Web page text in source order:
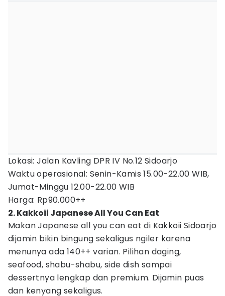
Lokasi: Jalan Kavling DPR IV No.12 Sidoarjo
Waktu operasional: Senin-Kamis 15.00-22.00 WIB,
Jumat-Minggu 12.00-22.00 WIB
Harga: Rp90.000++
2. Kakkoii Japanese All You Can Eat
Makan Japanese all you can eat di Kakkoii Sidoarjo
dijamin bikin bingung sekaligus ngiler karena
menunya ada 140++ varian. Pilihan daging,
seafood, shabu-shabu, side dish sampai
dessertnya lengkap dan premium. Dijamin puas
dan kenyang sekaligus.